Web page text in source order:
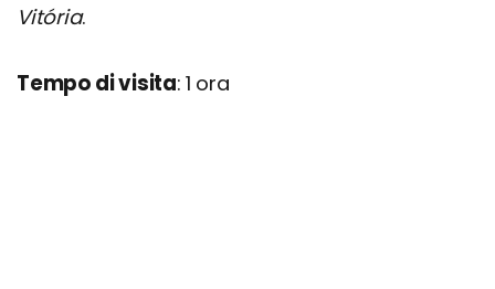
Vitória.
Tempo di visita: 1 ora